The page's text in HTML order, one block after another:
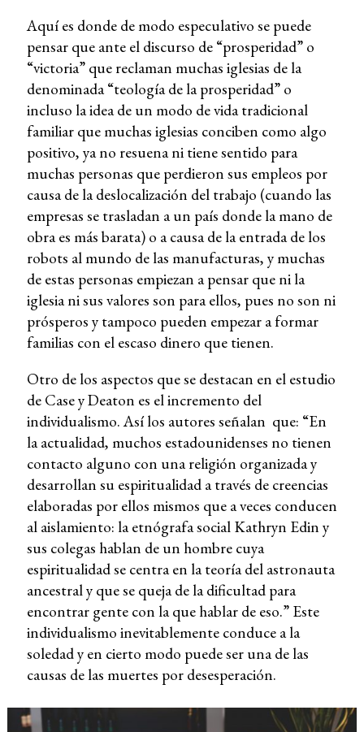
Aquí es donde de modo especulativo se puede
pensar que ante el discurso de “prosperidad” o
“victoria” que reclaman muchas iglesias de la
denominada “teología de la prosperidad” o
incluso la idea de un modo de vida tradicional
familiar que muchas iglesias conciben como algo
positivo, ya no resuena ni tiene sentido para
muchas personas que perdieron sus empleos por
causa de la deslocalización del trabajo (cuando las
empresas se trasladan a un país donde la mano de
obra es más barata) o a causa de la entrada de los
robots al mundo de las manufacturas, y muchas
de estas personas empiezan a pensar que ni la
iglesia ni sus valores son para ellos, pues no son ni
prósperos y tampoco pueden empezar a formar
familias con el escaso dinero que tienen.
Otro de los aspectos que se destacan en el estudio
de Case y Deaton es el incremento del
individualismo. Así los autores señalan que: “En
la actualidad, muchos estadounidenses no tienen
contacto alguno con una religión organizada y
desarrollan su espiritualidad a través de creencias
elaboradas por ellos mismos que a veces conducen
al aislamiento: la etnógrafa social Kathryn Edin y
sus colegas hablan de un hombre cuya
espiritualidad se centra en la teoría del astronauta
ancestral y que se queja de la dificultad para
encontrar gente con la que hablar de eso.” Este
individualismo inevitablemente conduce a la
soledad y en cierto modo puede ser una de las
causas de las muertes por desesperación.